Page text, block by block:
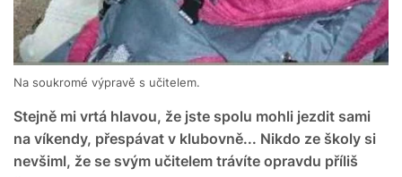
Na soukromé výpravě s učitelem.
Stejně mi vrtá hlavou, že jste spolu mohli jezdit sami
na víkendy, přespávat v klubovně... Nikdo ze školy si
nevšiml, že se svým učitelem trávíte opravdu příliš